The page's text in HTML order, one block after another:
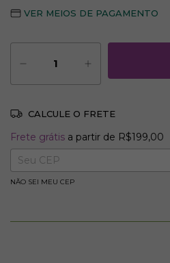
VER MEIOS DE PAGAMENTO
CALCULE O FRETE
Frete grátis R$199,00
Entregas para o CEP:
Frete grátis a partir de R$199,00
NÃO SEI MEU CEP